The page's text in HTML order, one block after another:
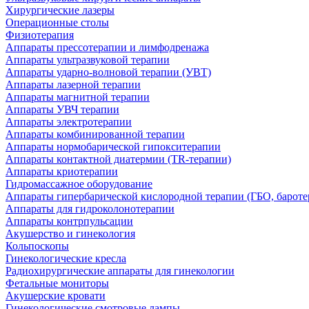
Хирургические лазеры
Операционные столы
Физиотерапия
Аппараты прессотерапии и лимфодренажа
Аппараты ультразвуковой терапии
Аппараты ударно-волновой терапии (УВТ)
Аппараты лазерной терапии
Аппараты магнитной терапии
Аппараты УВЧ терапии
Аппараты электротерапии
Аппараты комбинированной терапии
Аппараты нормобарической гипокситерапии
Аппараты контактной диатермии (TR-терапии)
Аппараты криотерапии
Гидромассажное оборудование
Аппараты гипербарической кислородной терапии (ГБО,
Аппараты для гидроколонотерапии
Аппараты контрпульсации
Акушерство и гинекология
Кольпоскопы
Гинекологические кресла
Радиохирургические аппараты для гинекологии
Фетальные мониторы
Акушерские кровати